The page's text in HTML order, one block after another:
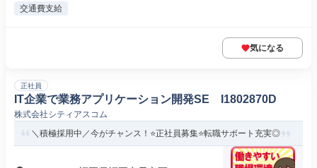
交通費支給
気になる
正社員
IT企業で業務アプリケーション開発SE I1802870D
株式会社シティアスコム
＼積極採用中／今がチャンス！⭐正社員募集⭐転職サポート充実◎